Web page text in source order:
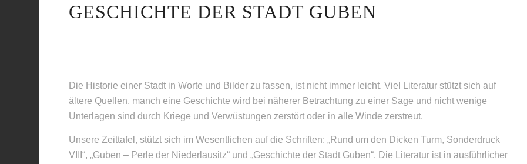
GESCHICHTE DER STADT GUBEN
Die Historie einer Stadt in Worte und Bilder zu fassen, ist nicht immer leicht. Viel Literatur stützt sich auf
ältere Quellen, manch eine Geschichte wird bei näherer Betrachtung zu einer Sage und nicht wenige
Unterlagen sind durch Kriege und Verwüstungen zerstört oder in alle Winde zerstreut.
Unsere Zeittafel, stützt sich im Wesentlichen auf die Schriften: „Rund um den Dicken Turm, Sonderdruck
VIII“, „Guben – Perle der Niederlausitz“ und „Geschichte der Stadt Guben“. Die Literatur ist in ausführlicher